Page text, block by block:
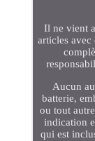
Il ne vient
articles avec
Aucun
batterie,
ou tout
indication
qui est